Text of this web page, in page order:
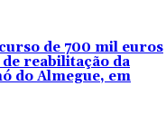
de 700 mil euros
reabilitação da
do Almegue, em